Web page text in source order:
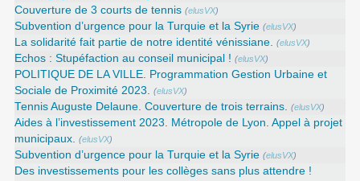
Couverture de 3 courts de tennis (elusVX)
Subvention d’urgence pour la Turquie et la Syrie (elusVX)
La solidarité fait partie de notre identité vénissiane. (elusVX)
Echos : Stupéfaction au conseil municipal ! (elusVX)
POLITIQUE DE LA VILLE. Programmation Gestion Urbaine et
Sociale de Proximité 2023.
(elusVX)
Tennis Auguste Delaune. Couverture de trois terrains. (elusVX)
Aides à l’investissement 2023. Métropole de Lyon. Appel à projet
municipaux.
(elusVX)
Subvention d’urgence pour la Turquie et la Syrie (elusVX)
Des investissements pour les collèges sans plus attendre !